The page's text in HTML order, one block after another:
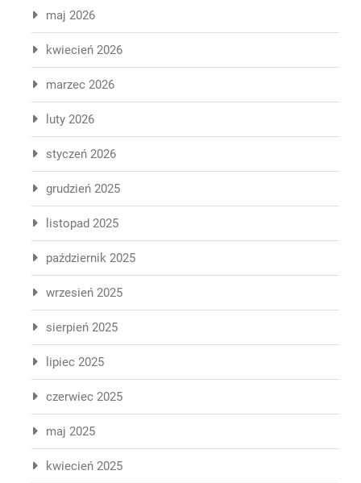
maj 2026
kwiecień 2026
marzec 2026
luty 2026
styczeń 2026
grudzień 2025
listopad 2025
październik 2025
wrzesień 2025
sierpień 2025
lipiec 2025
czerwiec 2025
maj 2025
kwiecień 2025